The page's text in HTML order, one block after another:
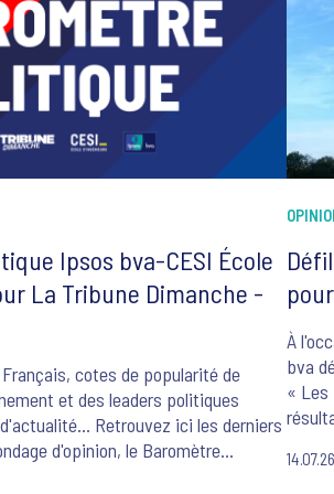
Ipsos bva-CESI École
La Tribune Dimanche -
cotes de popularité de
et des leaders politiques
Retrouvez ici les derniers
d'opinion, le Baromètre
À
bva
« Les